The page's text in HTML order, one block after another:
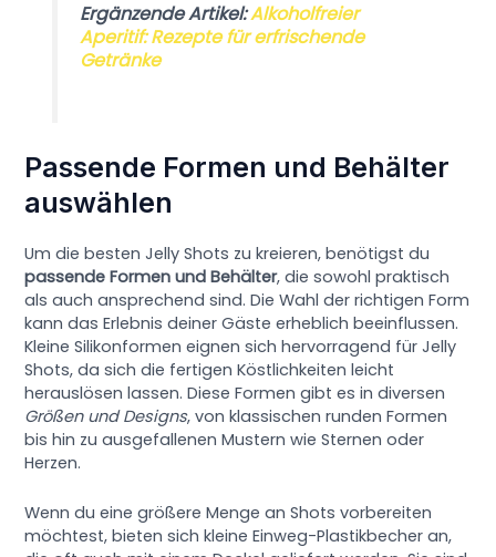
Ergänzende Artikel:Alkoholfreier
Aperitif: Rezepte für erfrischende
Getränke
Passende Formen und Behälter
auswählen
Um die besten Jelly Shots zu kreieren, benötigst du
passende Formen und Behälter, die sowohl praktisch
als auch ansprechend sind. Die Wahl der richtigen Form
kann das Erlebnis deiner Gäste erheblich beeinflussen.
Kleine Silikonformen eignen sich hervorragend für Jelly
Shots, da sich die fertigen Köstlichkeiten leicht
herauslösen lassen. Diese Formen gibt es in diversen
Größen und Designs, von klassischen runden Formen
bis hin zu ausgefallenen Mustern wie Sternen oder
Herzen.
Wenn du eine größere Menge an Shots vorbereiten
möchtest, bieten sich kleine Einweg-Plastikbecher an,